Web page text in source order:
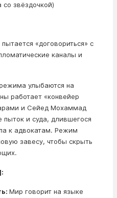
звёздочкой)
«договориться» с
каналы и
улыбаются на
работает «конвейер
и Сейед Мохаммад
пыток и суда, длившегося
к адвокатам. Режим
завесу, чтобы скрыть
Мир говорит на языке